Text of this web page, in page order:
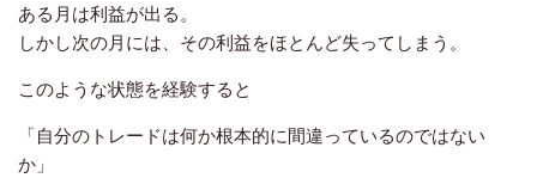
ある月は利益が出る。
しかし次の月には、その利益をほとんど失ってしまう。
このような状態を経験すると
「自分のトレードは何か根本的に間違っているのではない
か」